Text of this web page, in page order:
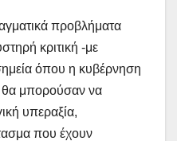
προβλήματα
κριτική -με
όπου η κυβέρνηση
θα μπορούσαν να
υπεραξία,
που έχουν